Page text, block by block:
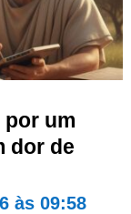
um
dor de
às 09:58